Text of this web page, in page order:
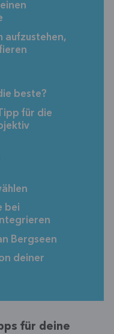
aufzustehen,
beste?
für die
bei
Bergseen
deiner
für deine